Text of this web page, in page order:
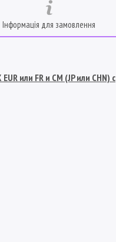
Інформація для замовлення
или FR и СМ (JP или CHN) с